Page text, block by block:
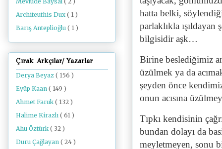
hatta belki,
parlaklıkla
bilgisidir aşk…
Birine beslediğimiz
üzülmek ya da
şeyden önce
onun acısına
Tıpkı kendisinin
bundan dolayı da
meyletmeyen, sonu
Architeuthis Dux ( 1 )
Barış Anteplioğlu ( 1 )
Çırak Arkçılar/ Yazarlar
Derya Beyaz ( 156 )
Eyüp Kaan ( 149 )
Ahmet Faruk ( 132 )
Halime Kirazlı ( 61 )
Ahu Öztürk ( 32 )
Duru Çağlayan ( 24 )